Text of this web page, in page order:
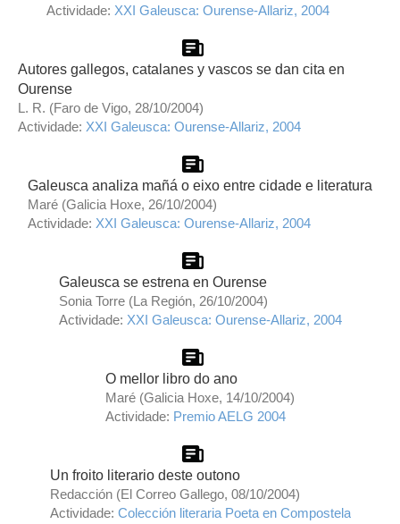
Actividade: XXI Galeusca: Ourense-Allariz, 2004
Autores gallegos, catalanes y vascos se dan cita en
Ourense
L. R. (Faro de Vigo, 28/10/2004)
Actividade: XXI Galeusca: Ourense-Allariz, 2004
Galeusca analiza mañá o eixo entre cidade e literatura
Maré (Galicia Hoxe, 26/10/2004)
Actividade: XXI Galeusca: Ourense-Allariz, 2004
Galeusca se estrena en Ourense
Sonia Torre (La Región, 26/10/2004)
Actividade: XXI Galeusca: Ourense-Allariz, 2004
O mellor libro do ano
Maré (Galicia Hoxe, 14/10/2004)
Actividade: Premio AELG 2004
Un froito literario deste outono
Redacción (El Correo Gallego, 08/10/2004)
Actividade: Colección literaria Poeta en Compostela